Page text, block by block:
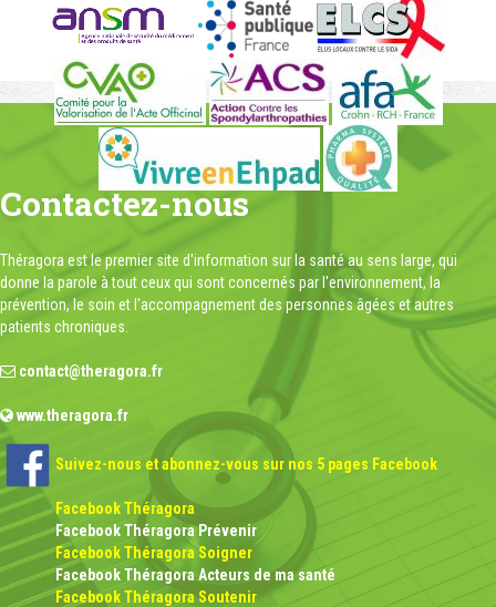
Contactez-nous
Théragora est le premier site d'information sur la santé au sens large, qui
donne la parole à tout ceux qui sont concernés par l'environnement, la
prévention, le soin et l'accompagnement des personnes âgées et autres
patients chroniques.
contact@theragora.fr
www.theragora.fr
Suivez-nous et abonnez-vous sur nos 5 pages Facebook
Facebook Théragora
Facebook Théragora Prévenir
Facebook Théragora Soigner
Facebook Théragora Acteurs de ma santé
Facebook Théragora Soutenir